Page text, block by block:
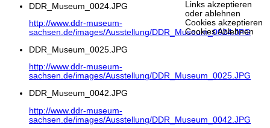
DDR_Museum_0024.JPG
http://www.ddr-museum-
sachsen.de/images/Ausstellung/DDR_Museum_0024.JPG
DDR_Museum_0025.JPG
http://www.ddr-museum-
sachsen.de/images/Ausstellung/DDR_Museum_0025.JPG
DDR_Museum_0042.JPG
http://www.ddr-museum-
sachsen.de/images/Ausstellung/DDR_Museum_0042.JPG
Links akzeptieren
oder ablehnen
Cookies akzeptieren
Cookies Ablehnen